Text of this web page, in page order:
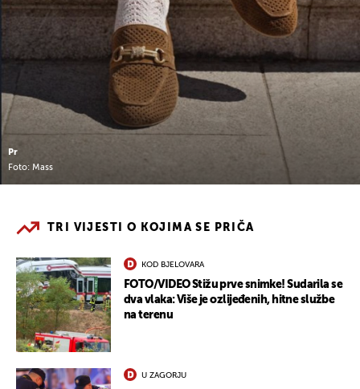
Pr
Foto: Mass
TRI VIJESTI O KOJIMA SE PRIČA
KOD BJELOVARA
FOTO/VIDEO Stižu prve snimke! Sudarila se
dva vlaka: Više je ozlijeđenih, hitne službe
na terenu
U ZAGORJU